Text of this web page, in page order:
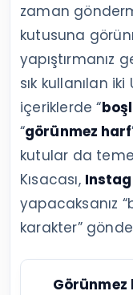
zaman
kutusuna
yapıştırmanız
sık kullanılan
içeriklerde “
“görünmez harf
kutular da
Kısacası,
yapacaksanız
karakter”